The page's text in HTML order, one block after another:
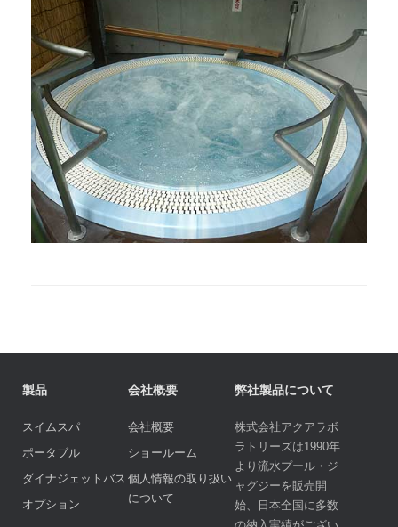
製品
スイムスパ
ポータブル
ダイナジェットバス
オプション
会社概要
会社概要
ショールーム
個人情報の取り扱い
について
弊社製品について
株式会社アクアラボ
ラトリーズは1990年
より流水プール・ジ
ャグジーを販売開
始、日本全国に多数
の納入実績がござい